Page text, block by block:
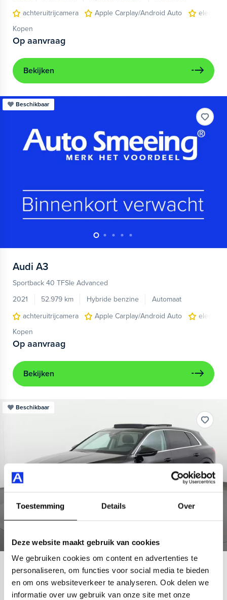
Toestemming Details Over
Deze website maakt gebruik van cookies
We gebruiken cookies om content en advertenties te
personaliseren, om functies voor social media te bieden
en om ons websiteverkeer te analyseren. Ook delen we
informatie over uw gebruik van onze site met onze
achteruitrijcamera
Apple Carplay/Android Auto
Kopen
Op aanvraag
Bekijken
Beschikbaar
Audi A3
Sportback 40 TFSIe Advanced
2021
52.979 km Hybride benzine
Automaat
achteruitrijcamera
Apple Carplay/Android Auto
Kopen
Op aanvraag
Bekijken
Beschikbaar
Audi e-tron
55 quattro Advanced 95 kWh